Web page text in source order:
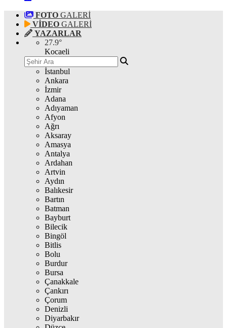
FOTO GALERİ
VİDEO GALERİ
YAZARLAR
27.9°
Kocaeli
İstanbul
Ankara
İzmir
Adana
Adıyaman
Afyon
Ağrı
Aksaray
Amasya
Antalya
Ardahan
Artvin
Aydın
Balıkesir
Bartın
Batman
Bayburt
Bilecik
Bingöl
Bitlis
Bolu
Burdur
Bursa
Çanakkale
Çankırı
Çorum
Denizli
Diyarbakır